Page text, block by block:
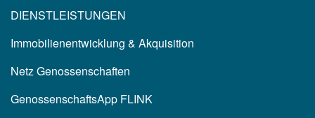
DIENSTLEISTUNGEN
Immobilienentwicklung & Akquisition
Netz Genossenschaften
GenossenschaftsApp FLINK